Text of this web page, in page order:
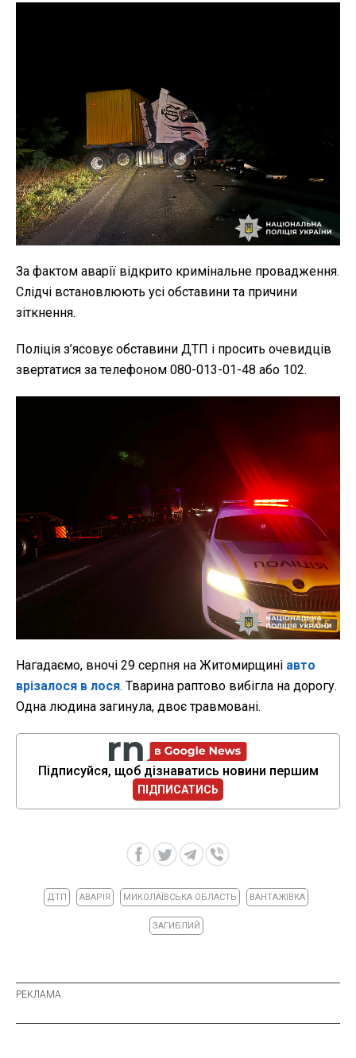
За фактом аварії відкрито кримінальне провадження.
Слідчі встановлюють усі обставини та причини
зіткнення.
Поліція з’ясовує обставини ДТП і просить очевидців
звертатися за телефоном 080-013-01-48 або 102.
Нагадаємо, вночі 29 серпня на Житомирщині авто
врізалося в лося. Тварина раптово вибігла на дорогу.
Одна людина загинула, двоє травмовані.
Підписуйся, щоб дізнаватись новини першим
ПІДПИСАТИСЬ
ДТП АВАРІЯ МИКОЛАЇВСЬКА ОБЛАСТЬ ВАНТАЖІВКА
ЗАГИБЛИЙ